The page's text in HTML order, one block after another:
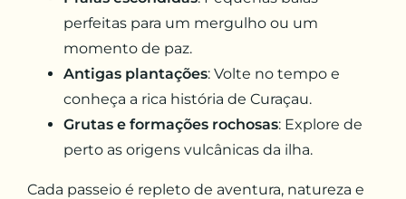
perfeitas para um mergulho ou um
momento de paz.
Antigas plantações: Volte no tempo e
conheça a rica história de Curaçau.
Grutas e formações rochosas: Explore de
perto as origens vulcânicas da ilha.
Cada passeio é repleto de aventura, natureza e